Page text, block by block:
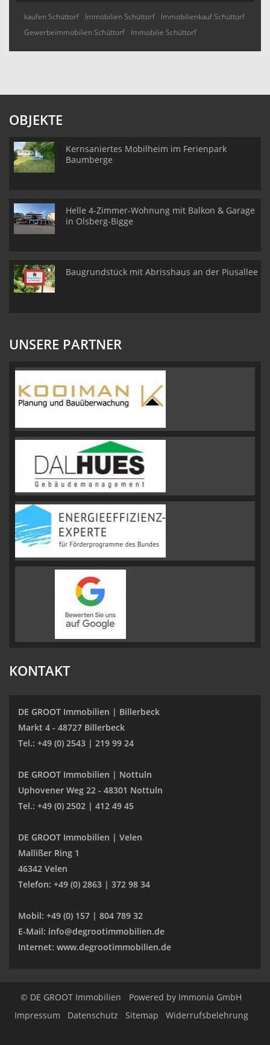
kaufen Schüttorf Immobilien Schüttorf
Immobilienkauf Schüttorf
Gewerbeimmobilien Schüttorf
Immobilie Schüttorf
OBJEKTE
Kernsaniertes Mobilheim im Ferienpark
Baumberge
Helle 4-Zimmer-Wohnung mit Balkon & Garage
in Olsberg-Bigge
Baugrundstück mit Abrisshaus an der Piusallee
UNSERE PARTNER
KONTAKT
DE GROOT Immobilien | Billerbeck
Markt 4 - 48727 Billerbeck
Tel.: +49 (0) 2543 | 219 99 24
DE GROOT Immobilien | Nottuln
Uphovener Weg 22 - 48301 Nottuln
Tel.: +49 (0) 2502 | 412 49 45
DE GROOT Immobilien | Velen
Mallißer Ring 1
46342 Velen
Telefon: +49 (0) 2863 | 372 98 34
Mobil: +49 (0) 157 | 804 789 32
E-Mail: info@degrootimmobilien.de
Internet: www.degrootimmobilien.de
© DE GROOT Immobilien Powered by Immonia GmbH
Impressum
Datenschutz Sitemap Widerrufsbelehrung